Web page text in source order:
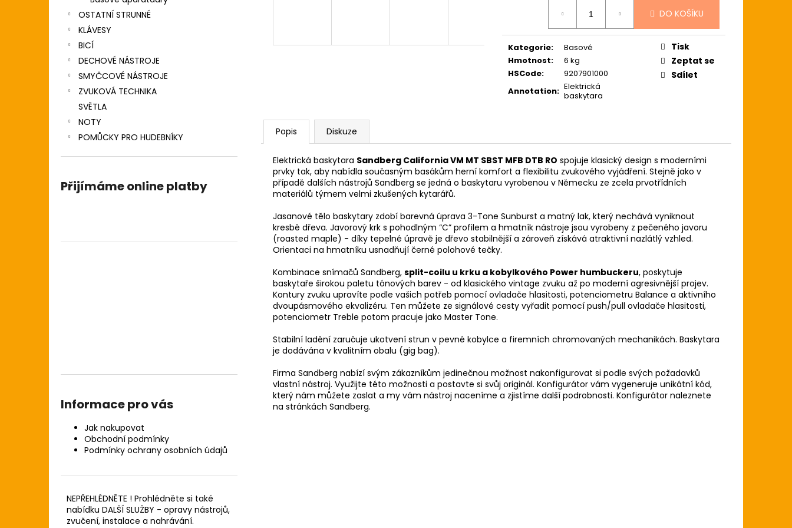
OSTATNÍ STRUNNÉ
KLÁVESY
BICÍ
DECHOVÉ NÁSTROJE
SMYČCOVÉ NÁSTROJE
ZVUKOVÁ TECHNIKA
SVĚTLA
NOTY
POMŮCKY PRO HUDEBNÍKY
Přijímáme online platby
Informace pro vás
Jak nakupovat
Obchodní podmínky
Podmínky ochrany osobních údajů
NEPŘEHLÉDNĚTE ! Prohlédněte si také
nabídku DALŠÍ SLUŽBY - opravy nástrojů,
zvučení, instalace a nahrávání.
DO KOŠÍKU
Kategorie:
Basové
Hmotnost:
6 kg
HSCode:
9207901000
Annotation: Elektrická
baskytara
Tisk
Zeptat se
Sdílet
Popis Diskuze
Elektrická baskytara Sandberg California VM MT SBST MFB DTB RO spojuje klasický design s moderními
prvky tak, aby nabídla současným basákům herní komfort a flexibilitu zvukového vyjádření. Stejně jako v
případě dalších nástrojů Sandberg se jedná o baskytaru vyrobenou v Německu ze zcela prvotřídních
materiálů týmem velmi zkušených kytarářů.
Jasanové tělo baskytary zdobí barevná úprava 3-Tone Sunburst a matný lak, který nechává vyniknout
kresbě dřeva. Javorový krk s pohodlným “C” profilem a hmatník nástroje jsou vyrobeny z pečeného javoru
(roasted maple) - díky tepelné úpravě je dřevo stabilnější a zároveň získává atraktivní nazlátlý vzhled.
Orientaci na hmatníku usnadňují černé polohové tečky.
Kombinace snímačů Sandberg, split-coilu u krku a kobylkového Power humbuckeru, poskytuje
baskytaře širokou paletu tónových barev - od klasického vintage zvuku až po moderní agresivnější projev.
Kontury zvuku upravíte podle vašich potřeb pomocí ovladače hlasitosti, potenciometru Balance a aktivního
dvoupásmového ekvalizéru. Ten můžete ze signálové cesty vyřadit pomocí push/pull ovladače hlasitosti,
potenciometr Treble potom pracuje jako Master Tone.
Stabilní ladění zaručuje ukotvení strun v pevné kobylce a firemních chromovaných mechanikách. Baskytara
je dodávána v kvalitním obalu (gig bag).
Firma Sandberg nabízí svým zákazníkům jedinečnou možnost nakonfigurovat si podle svých požadavků
vlastní nástroj. Využijte této možnosti a postavte si svůj originál. Konfigurátor vám vygeneruje unikátní kód,
který nám můžete zaslat a my vám nástroj naceníme a zjistíme další podrobnosti. Konfigurátor naleznete
na stránkách Sandberg.
8 690 Kč
STRUNY PRO AKUSTICKOU KYTARU